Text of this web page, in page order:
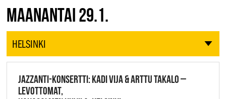
JAZZ FINLAND LIVE
MAANANTAI 29.1.
HELSINKI
JAZZANTI-KONSERTTI: KADI VIJA & ARTTU TAKALO –
LEVOTTOMAT,